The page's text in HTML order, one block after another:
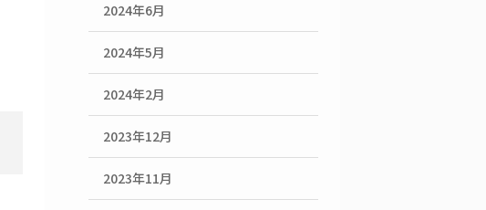
2024年6月
2024年5月
2024年2月
2023年12月
2023年11月